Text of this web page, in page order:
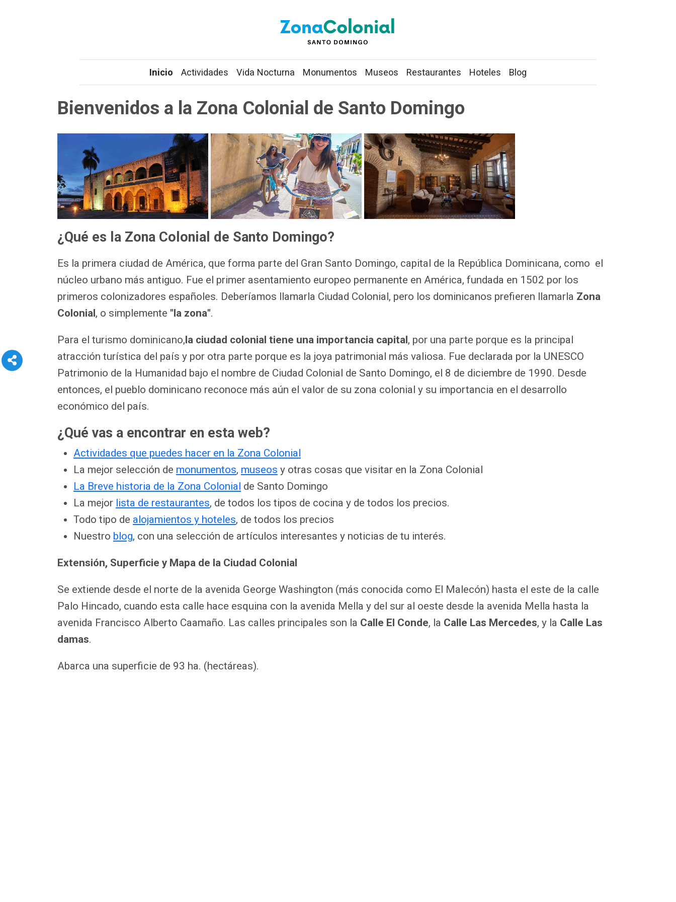
Inicio Actividades Vida Nocturna Monumentos Museos Restaurantes Hoteles Blog
Bienvenidos a la Zona Colonial de Santo Domingo
¿Qué es la Zona Colonial de Santo Domingo?
Es la primera ciudad de América, que forma parte del Gran Santo Domingo, capital de la República Dominicana, como el
núcleo urbano más antiguo. Fue el primer asentamiento europeo permanente en América, fundada en 1502 por los
primeros colonizadores españoles. Deberíamos llamarla Ciudad Colonial, pero los dominicanos prefieren llamarla Zona
Colonial, o simplemente "la zona".
Para el turismo dominicano,la ciudad colonial tiene una importancia capital, por una parte porque es la principal
atracción turística del país y por otra parte porque es la joya patrimonial más valiosa. Fue declarada por la UNESCO
Patrimonio de la Humanidad bajo el nombre de Ciudad Colonial de Santo Domingo, el 8 de diciembre de 1990. Desde
entonces, el pueblo dominicano reconoce más aún el valor de su zona colonial y su importancia en el desarrollo
económico del país.
¿Qué vas a encontrar en esta web?
Actividades que puedes hacer en la Zona Colonial
La mejor selección de monumentos, museos y otras cosas que visitar en la Zona Colonial
La Breve historia de la Zona Colonial de Santo Domingo
La mejor lista de restaurantes, de todos los tipos de cocina y de todos los precios.
Todo tipo de alojamientos y hoteles, de todos los precios
Nuestro blog, con una selección de artículos interesantes y noticias de tu interés.
Extensión, Superficie y Mapa de la Ciudad Colonial
Se extiende desde el norte de la avenida George Washington (más conocida como El Malecón) hasta el este de la calle
Palo Hincado, cuando esta calle hace esquina con la avenida Mella y del sur al oeste desde la avenida Mella hasta la
avenida Francisco Alberto Caamaño. Las calles principales son la Calle El Conde, la Calle Las Mercedes, y la Calle Las
damas.
Abarca una superficie de 93 ha. (hectáreas).